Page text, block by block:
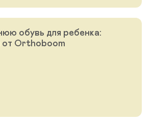
обувь для ребенка:
от Orthoboom